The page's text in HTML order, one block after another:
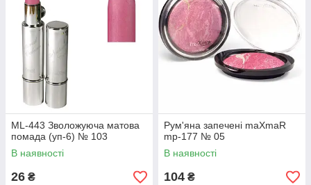
ML-443 Зволожуюча матова
помада (уп-6) № 103
В наявності
26 ₴
Рум'яна запечені maXmaR
mp-177 № 05
В наявності
104 ₴